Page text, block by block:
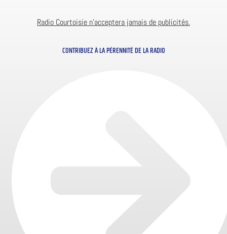
Radio Courtoisie n’acceptera jamais de publicités.
CONTRIBUEZ À LA PÉRENNITÉ DE LA RADIO